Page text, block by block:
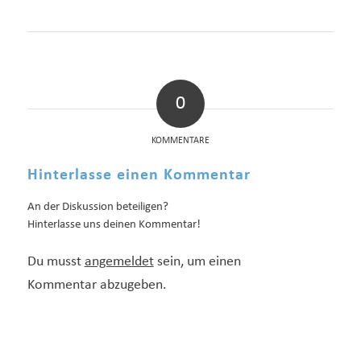
0
KOMMENTARE
Hinterlasse einen Kommentar
An der Diskussion beteiligen?
Hinterlasse uns deinen Kommentar!
Du musst angemeldetsein, um einen
Kommentar abzugeben.